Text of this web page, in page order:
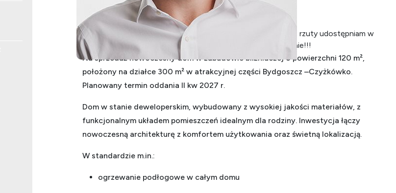
OPIS OFERTY:
Oferta bez prowizji od kupującego. Wizualizacja przykładowa, rzuty udostępniam w
biurze, aktualnie egzemplarze robocze. Zapraszam na spotkanie!!!
Na sprzedaż nowoczesny dom w zabudowie bliźniaczej o powierzchni 120 m²,
położony na działce 300 m² w atrakcyjnej części Bydgoszcz –Czyżkówko.
Planowany termin oddania II kw 2027 r.
Dom w stanie deweloperskim, wybudowany z wysokiej jakości materiałów, z
funkcjonalnym układem pomieszczeń idealnym dla rodziny. Inwestycja łączy
nowoczesną architekturę z komfortem użytkowania oraz świetną lokalizacją.
W standardzie m.in.:
ogrzewanie podłogowe w całym domu